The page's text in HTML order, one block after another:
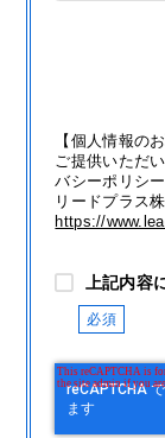
【個人情報の
ご提供いただ
バシーポリシ
リードプラス
https://
上記内容